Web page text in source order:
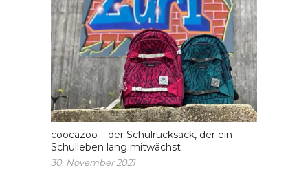
coocazoo – der Schulrucksack, der ein
Schulleben lang mitwächst
30. November 2021